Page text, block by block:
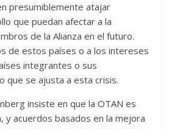
presumiblemente atajar
que puedan afectar a la
de la Alianza en el futuro.
de estos países o a los intereses
integrantes o sus
que se ajusta a esta crisis.
insiste en que la OTAN es
y acuerdos basados en la mejora